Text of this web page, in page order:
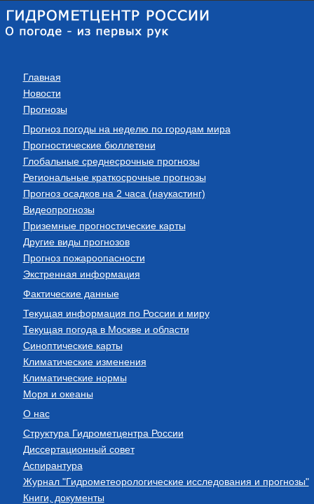
Главная
Новости
Прогнозы
Прогноз погоды на неделю по городам мира
Прогностические бюллетени
Глобальные среднесрочные прогнозы
Региональные краткосрочные прогнозы
Прогноз осадков на 2 часа (наукастинг)
Видеопрогнозы
Приземные прогностические карты
Другие виды прогнозов
Прогноз пожароопасности
Экстренная информация
Фактические данные
Текущая информация по России и миру
Текущая погода в Москве и области
Синоптические карты
Климатические изменения
Климатические нормы
Моря и океаны
О нас
Структура Гидрометцентра России
Диссертационный совет
Аспирантура
Журнал "Гидрометеорологические исследования и прогнозы"
Книги, документы